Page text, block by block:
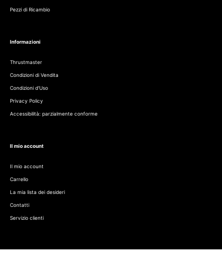
Pezzi di Ricambio
Informazioni
Thrustmaster
Condizioni di Vendita
Condizioni d'Uso
Privacy Policy
Accessibilità: parzialmente conforme
Il mio account
Il mio account
Carrello
La mia lista dei desideri
Contatti
Servizio clienti